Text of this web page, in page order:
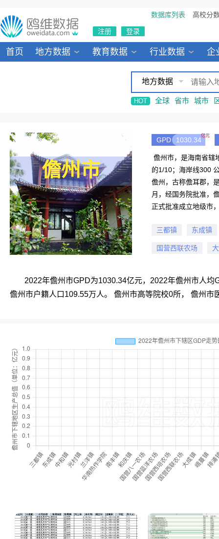
数据库列表 高校分
注册 登录
首页 地方数据 教育数据 行业数据 企
地方数据
HOT 全球 省市 城市
儋州市
GPD 1030.34
亿元
儋州市，是海南省辖
的1/10；海岸线300
儋州，古称儋耳郡，
月，经国务院批准，
正式批准成立地级市
等。儋州粽子多用
香芋 由于独特的地
磨成米浆，用漏斗漏
产品。儋州粽子的糯
</p> <dl> </dl> </p>
三都镇 东成镇
国营西联农场
2022年儋州市GPD为1030.34亿元，2022年儋州市人
儋州市户籍人口109.55万人。 儋州市高等院校0所， 儋州